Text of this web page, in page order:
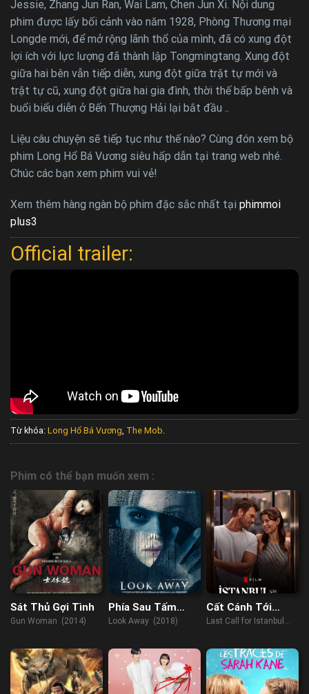
Jessie, Zhang Jun Ran, Wai Lam, Chen Jun Xi. Nội dung
phim được lấy bối cảnh vào năm 1928, Phòng Thương mại
Longde mới, để mở rộng lãnh thổ của mình, đã có xung đột
lợi ích với lực lượng đã thành lập Tongmingtang. Xung đột
giữa hai bên vẫn tiếp diễn, xung đột giữa trật tự mới và
trật tự cũ, xung đột giữa hai gia đình, thời thế bấp bênh và
buổi biểu diễn ở Bến Thượng Hải lại bắt đầu ..
Liệu câu chuyện sẽ tiếp tục như thế nào? Cùng đón xem bộ
phim Long Hổ Bá Vương siêu hấp dẫn tại trang web nhé.
Chúc các bạn xem phim vui vẻ!
Xem thêm hàng ngàn bộ phim đặc sắc nhất tại phimmoi
plus3
Official trailer:
Từ khóa: Long Hổ Bá Vương, The Mob.
Phim có thể bạn muốn xem :
Sát Thủ Gợi Tình
Gun Woman (2014)
Phía Sau Tấm
Gương
Look Away (2018)
Cất Cánh Tới
Istanbul
Last Call for Istanbul